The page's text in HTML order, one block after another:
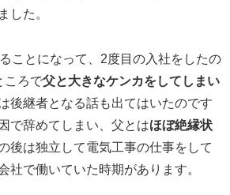
した。
ことになって、2度目の入社をしたの
ころで父と大きなケンカをしてしまい
後継者となる話も出てはいたのです
で辞めてしまい、父とはほぼ絶縁状
後は独立して電気工事の仕事をして
社で働いていた時期があります。